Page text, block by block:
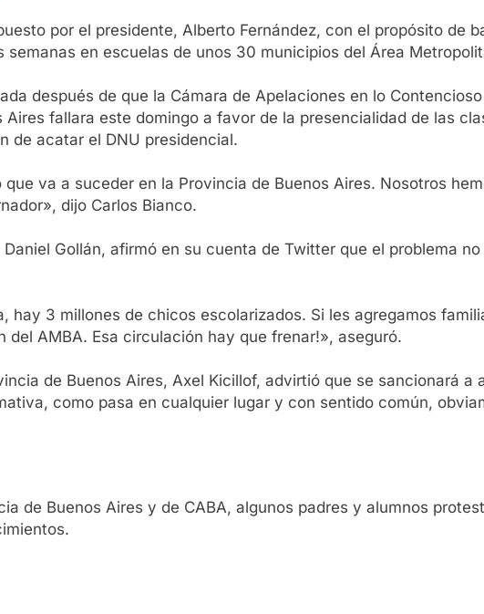
por el presidente, Alberto Fernández, con el propósito de
en escuelas de unos 30 municipios del Área
después de que la Cámara de Apelaciones en lo
Aires fallara este domingo a favor de la presencialidad de las
de acatar el DNU presidencial.
va a suceder en la Provincia de Buenos Aires. Nosotros
dijo Carlos Bianco.
Gollán, afirmó en su cuenta de Twitter que el problema
hay 3 millones de chicos escolarizados. Si les agregamos
del AMBA. Esa circulación hay que frenar!», aseguró.
de Buenos Aires, Axel Kicillof, advirtió que se sancionará
como pasa en cualquier lugar y con sentido común,
de Buenos Aires y de CABA, algunos padres y alumnos